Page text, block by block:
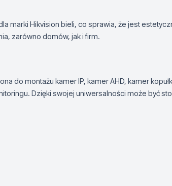
marki Hikvision bieli, co sprawia, że jest
zarówno domów, jak i firm.
do montażu kamer IP, kamer AHD, kamer
Dzięki swojej uniwersalności może być